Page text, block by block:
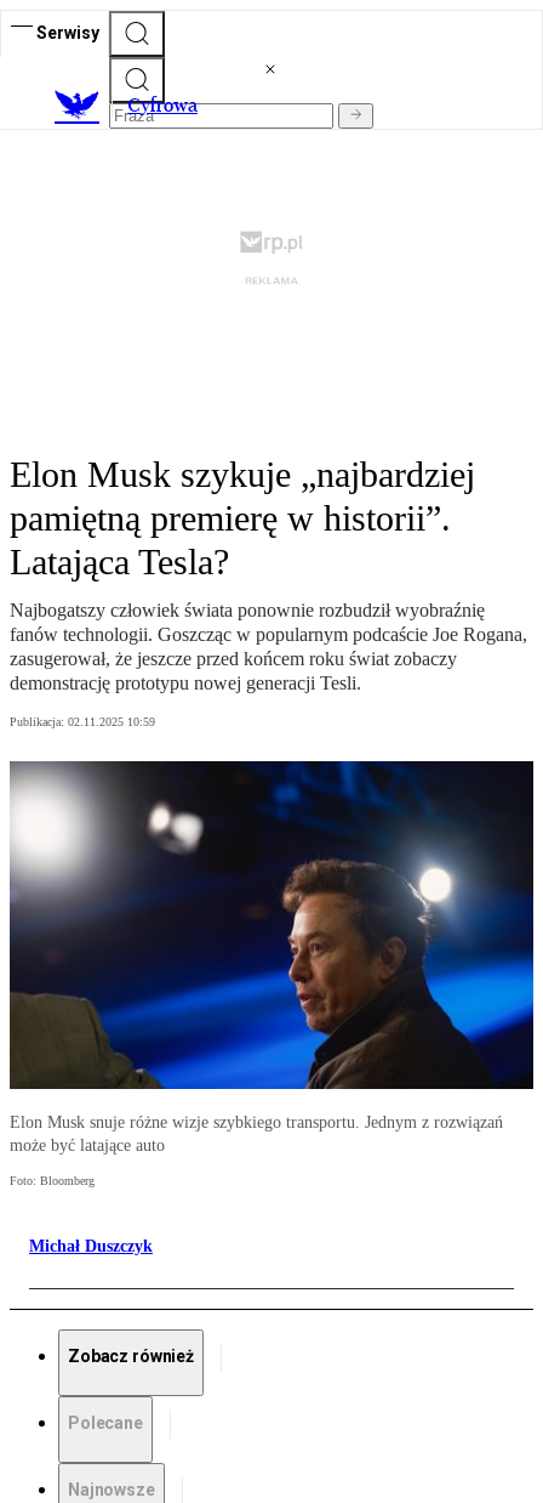
Serwisy
Cyfrowa
Elon Musk szykuje „najbardziej
pamiętną premierę w historii”.
Latająca Tesla?
Najbogatszy człowiek świata ponownie rozbudził wyobraźnię
fanów technologii. Goszcząc w popularnym podcaście Joe Rogana,
zasugerował, że jeszcze przed końcem roku świat zobaczy
demonstrację prototypu nowej generacji Tesli.
Publikacja: 02.11.2025 10:59
Elon Musk snuje różne wizje szybkiego transportu. Jednym z rozwiązań
może być latające auto
Foto: Bloomberg
Michał Duszczyk
Zobacz również
Polecane
Najnowsze